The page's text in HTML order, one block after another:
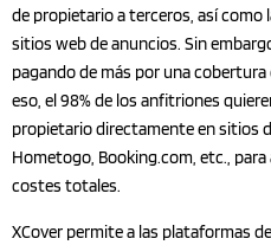
de propietario a terceros, así
sitios web de anuncios. Sin
pagando de más por una
eso, el 98% de los anfitriones
propietario directamente en sitios
Hometogo, Booking.com, etc.,
costes totales.
XCover permite a las plataformas